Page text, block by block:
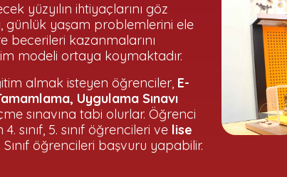
yüzyılın ihtiyaçlarını göz
günlük yaşam problemlerini ele
becerileri kazanmalarını
modeli ortaya koymaktadır.
almak isteyen öğrenciler, E-
Uygulama Sınavı
sınavına tabi olurlar. Öğrenci
sınıf, 5. sınıf öğrencileri ve lise
Sınıf öğrencileri başvuru yapabilir.